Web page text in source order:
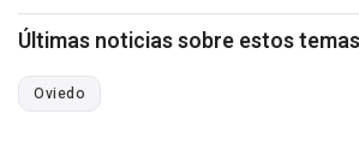
Últimas noticias sobre estos temas
Oviedo